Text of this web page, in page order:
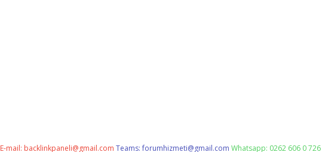
E-mail: backlinkpaneli@gmail.com Teams:forumhizmeti@gmail.com Whatsapp: 0262 606 0 726